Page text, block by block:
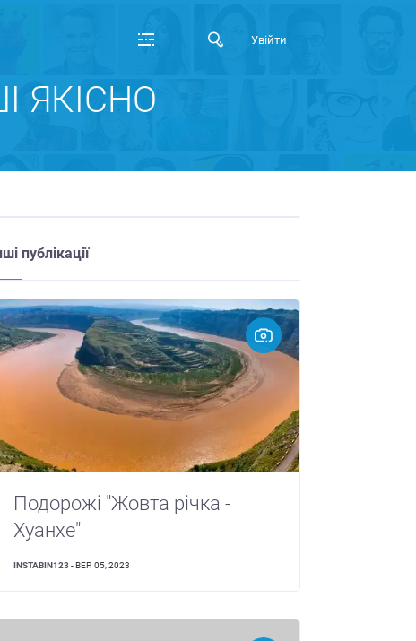
Увійти
ЯКІСНО
публікації
Подорожі "Жовта річка -
Хуанхе"
INSTABIN123- ВЕР. 05, 2023